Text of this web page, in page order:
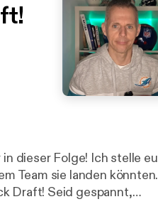
Team sie landen könnten.
Draft! Seid gespannt,